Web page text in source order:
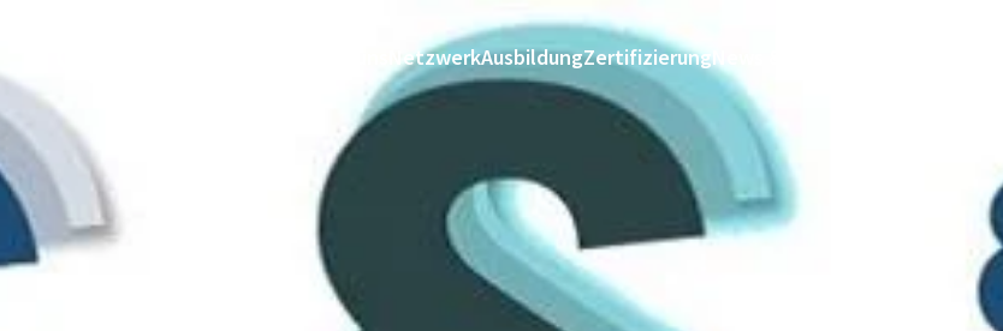
NetzwerkAusbildungZertifizierungNews & Services